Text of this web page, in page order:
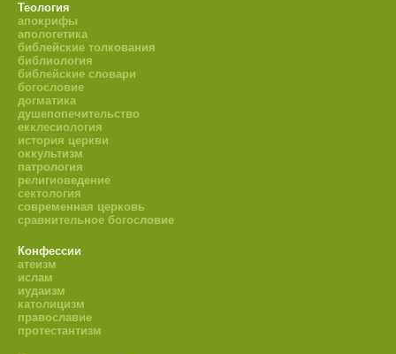
Теология
апокрифы
апологетика
библейские толкования
библиология
библейские словари
богословие
догматика
душепопечительство
екклесиология
история церкви
оккультизм
патрология
религиоведение
сектология
современная церковь
сравнительное богословие
Конфессии
атеизм
ислам
иудаизм
католицизм
православие
протестантизм